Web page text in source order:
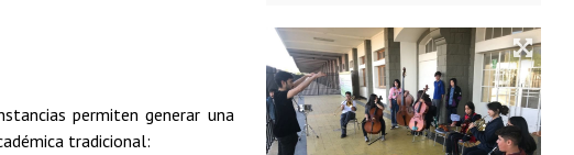
permiten generar una
tradicional: